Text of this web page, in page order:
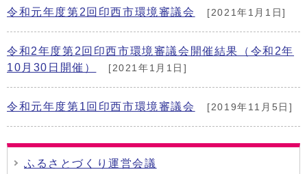
令和元年度第2回印西市環境審議会 [2021年1月1日]
令和2年度第2回印西市環境審議会開催結果（令和2年
10月30日開催）
[2021年1月1日]
令和元年度第1回印西市環境審議会 [2019年11月5日]
ふるさとづくり運営会議